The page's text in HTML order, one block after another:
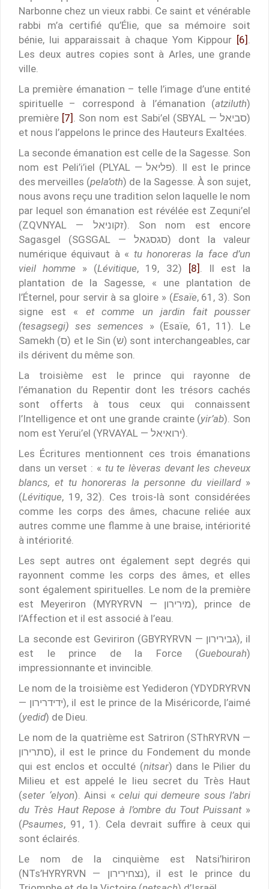
Narbonne chez un vieux rabbi. Ce saint et vénérable
rabbi m’a certifié qu’Élie, que sa mémoire soit
bénie, lui apparaissait à chaque Yom Kippour [6]
Les deux autres copies sont à Arles, une grande
ville.
La première émanation – telle l’image d’une entité
spirituelle – correspond à l’émanation (atziluth)
première [7]
. Son nom est Sabi’el (SBYAL — סביאל)
et nous l’appelons le prince des Hauteurs Exaltées.
La seconde émanation est celle de la Sagesse. Son
nom est Peli’i’iel (PLYAL — פליאל). Il est le prince
des merveilles (pela’oth) de la Sagesse. À son sujet,
nous avons reçu une tradition selon laquelle le nom
par lequel son émanation est révélée est Zequni’el
(ZQVNYAL — זקוניאל). Son nom est encore
Sagasgel (SGSGAL — סגסגאל) dont la valeur
numérique équivaut à « tu honoreras la face d’un
vieil homme » (Lévitique, 19, 32) [8]
. Il est la
plantation de la Sagesse, « une plantation de
l’Éternel, pour servir à sa gloire » (Esaïe, 61, 3). Son
signe est « et comme un jardin fait pousser
(tesagsegi) ses semences » (Esaïe, 61, 11). Le
Samekh (ס) et le Sin (ש) sont interchangeables, car
ils dérivent du même son.
La troisième est le prince qui rayonne de
l’émanation du Repentir dont les trésors cachés
sont offerts à tous ceux qui connaissent
l’Intelligence et ont une grande crainte (yir’ab). Son
nom est Yerui’el (YRVAYAL — ירואיאל).
Les Écritures mentionnent ces trois émanations
dans un verset : « tu te lèveras devant les cheveux
blancs, et tu honoreras la personne du vieillard»
(Lévitique, 19, 32). Ces trois-là sont considérées
comme les corps des âmes, chacune reliée aux
autres comme une flamme à une braise, intériorité
à intériorité.
Les sept autres ont également sept degrés qui
rayonnent comme les corps des âmes, et elles
sont également spirituelles. Le nom de la première
est Meyeriron (MYRYRVN — מירירון), prince de
l’Affection et il est associé à l’eau.
La seconde est Geviriron (GBYRYRVN — גבירירון), il
est le prince de la Force (Guebourah)
impressionnante et invincible.
Le nom de la troisième est Yedideron (YDYDRYRVN
— ידידרירון), il est le prince de la Miséricorde, l’aimé
(yedid) de Dieu.
Le nom de la quatrième est Satriron (SThRYRVN —
סתרירון), il est le prince du Fondement du monde
qui est enclos et occulté (nitsar) dans le Pilier du
Milieu et est appelé le lieu secret du Très Haut
(seter ‘elyon). Ainsi « celui qui demeure sous l’abri
du Très Haut Repose à l’ombre du Tout Puissant»
(Psaumes, 91, 1). Cela devrait suffire à ceux qui
sont éclairés.
Le nom de la cinquième est Natsi’hiriron
(NTs’HYRYRVN — נצחירירון), il est le prince du